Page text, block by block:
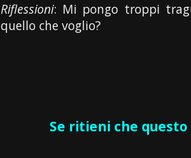
Riflessioni: Mi pongo troppi
quello che voglio?
Se ritieni che